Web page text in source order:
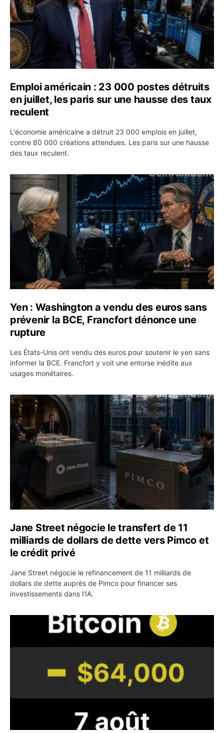
Emploi américain : 23 000 postes détruits
en juillet, les paris sur une hausse des taux
reculent
L'économie américaine a détruit 23 000 emplois en juillet,
contre 80 000 créations attendues. Les paris sur une hausse
des taux reculent.
Yen : Washington a vendu des euros sans prévenir la
Yen : Washington a vendu des euros sans
prévenir la BCE, Francfort dénonce une
rupture
Les États-Unis ont vendu des euros pour soutenir le yen sans
informer la BCE. Francfort y voit une entorse inédite aux
usages monétaires.
Jane Street négocie le transfert de 11 milliards de
Jane Street négocie le transfert de 11
milliards de dollars de dette vers Pimco et
le crédit privé
Jane Street négocie le refinancement de 11 milliards de
dollars de dette auprès de Pimco pour financer ses
investissements dans l'IA.
Bitcoin stagne à 64 000 dollars pendant que les